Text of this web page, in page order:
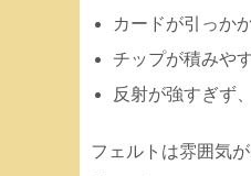
カードが引っか
チップが積みや
反射が強すぎず
フェルトは雰囲気